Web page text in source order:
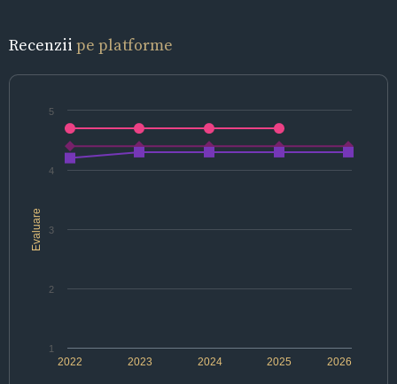
Recenzii pe platforme
Evaluare
2022 2024 2026
2023 2025
1
2
3
4
5